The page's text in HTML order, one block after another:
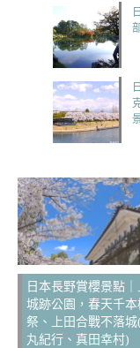
日本長野賞櫻景點｜
城跡公園，春天千本
祭、上田合戰不落城
丸紀行、真田幸村)